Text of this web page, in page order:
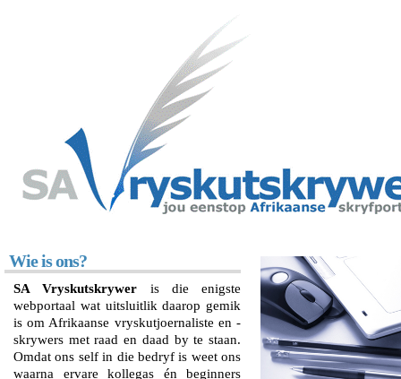
Wie is ons?
SA Vryskutskrywer is die enigste
webportaal wat uitsluitlik daarop gemik
is om Afrikaanse vryskutjoernaliste en -
skrywers met raad en daad by te staan.
Omdat ons self in die bedryf is weet ons
waarna ervare kollegas én beginners